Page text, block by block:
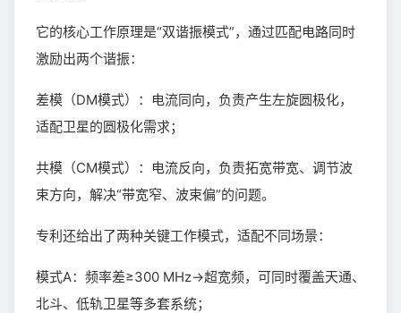
它的核心工作原理是“双谐振模式”，通过匹配电路同时
激励出两个谐振：
差模（DM模式）：电流同向，负责产生左旋圆极化，
适配卫星的圆极化需求；
共模（CM模式）：电流反向，负责拓宽带宽、调节波
束方向，解决“带宽窄、波束偏”的问题。
专利还给出了两种关键工作模式，适配不同场景：
模式A：频率差≥300 MHz→超宽频，可同时覆盖天通、
北斗、低轨卫星等多套系统；